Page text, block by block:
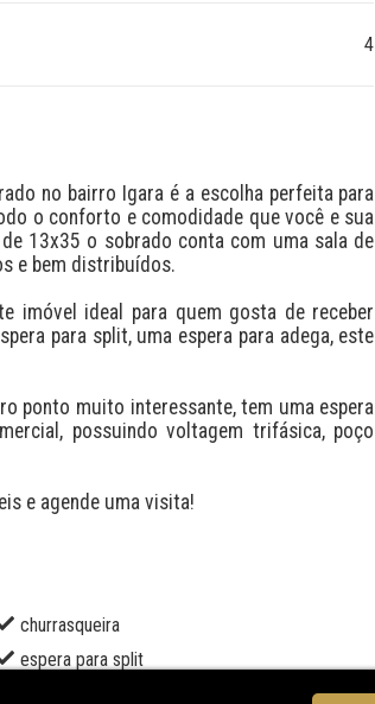
4
o conforto e comodidade que você e sua
13x35 o sobrado conta com uma sala de
e bem distribuídos.
para split, uma espera para adega, este
possuindo voltagem trifásica, poço
e agende uma visita!
churrasqueira
espera para split